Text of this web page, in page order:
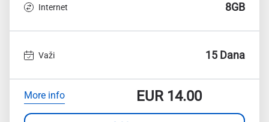
Internet 8GB
Važi 15 Dana
More info EUR14.00